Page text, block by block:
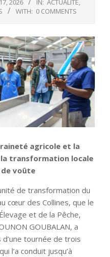
2026 IN: ACTUALITÉ,
WITH: 0 COMMENTS
agricole et la
transformation locale
voûte
de transformation du
cœur des Collines, que le
et de la Pêche,
GOUBALAN, a
tournée de trois
l’a conduit jusqu’à